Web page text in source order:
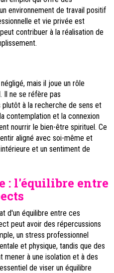
environnement de travail positif
et vie privée est
contribuer à la réalisation de
mais il joue un rôle
Il ne se réfère pas
à la recherche de sens et
contemplation et la connexion
nourrir le bien-être spirituel. Ce
aligné avec soi-même et
et un sentiment de
: l'équilibre entre
d'un équilibre entre ces
peut avoir des répercussions
un stress professionnel
et physique, tandis que des
mener à une isolation et à des
de viser un équilibre